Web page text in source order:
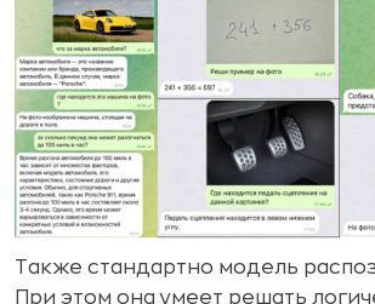
Также стандартно модель
При этом она умеет решать